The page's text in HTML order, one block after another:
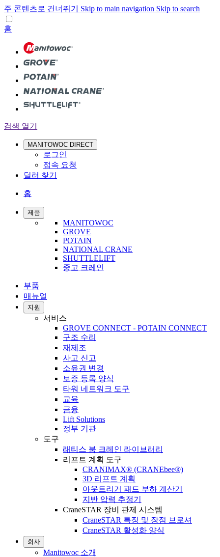
주 콘텐츠로 건너뛰기 Skip to main navigation Skip to search
홈
검색 열기
MANITOWOC DIRECT
로그인
접속 요청
딜러 찾기
홈
제품
MANITOWOC
GROVE
POTAIN
NATIONAL CRANE
SHUTTLELIFT
중고 크레인
부품
매뉴얼
지원
서비스
GROVE CONNECT - POTAIN CONNECT
구조 수리
재제조
사고 신고
소유권 변경
보증 등록 양식
타워 네트워크 도구
교육
금융
Lift Solutions
정부 기관
도구
래티스 붐 크레인 라이브러리
리프트 계획 도구
CRANIMAX® (CRANEbee®)
3D 리프트 계획
아웃트리거 패드 부하 계산기
지반 압력 추정기
CraneSTAR 장비 관제 시스템
CraneSTAR 특징 및 장점 브로셔
CraneSTAR 활성화 양식
회사
Manitowoc 소개